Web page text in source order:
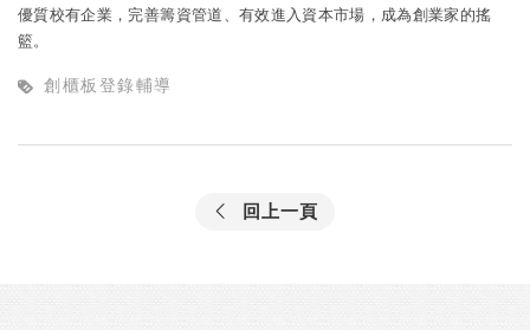
優質校有企業，完善籌資管道、有效進入資本市場，成為創業家的搖
籃。
創櫃板登錄輔導
回上一頁